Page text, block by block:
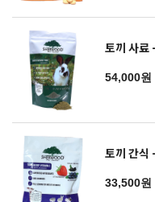
토끼 사료
54,000원
토끼 간식
33,500원